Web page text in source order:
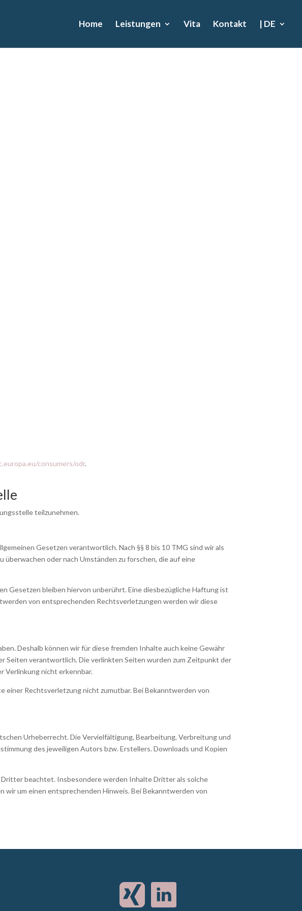
Home Leistungen Vita Kontakt | DE
consumers/odr.
teilzunehmen.
Gesetzen verantwortlich. Nach §§ 8 bis 10 TMG sind wir als
oder nach Umständen zu forschen, die auf eine
Gesetzen bleiben hiervon unberührt. Eine diesbezügliche Haftung ist
von entsprechenden Rechtsverletzungen werden wir diese
Deshalb können wir für diese fremden Inhalte auch keine Gewähr
Seiten verantwortlich. Die verlinkten Seiten wurden zum Zeitpunkt der
Verlinkung nicht erkennbar.
Rechtsverletzung nicht zumutbar. Bei Bekanntwerden von
Urheberrecht. Die Vervielfältigung, Bearbeitung, Verbreitung und
des jeweiligen Autors bzw. Erstellers. Downloads und Kopien
beachtet. Insbesondere werden Inhalte Dritter als solche
um einen entsprechenden Hinweis. Bei Bekanntwerden von